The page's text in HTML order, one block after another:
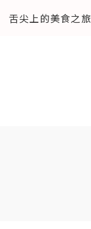
舌尖上的美食之旅